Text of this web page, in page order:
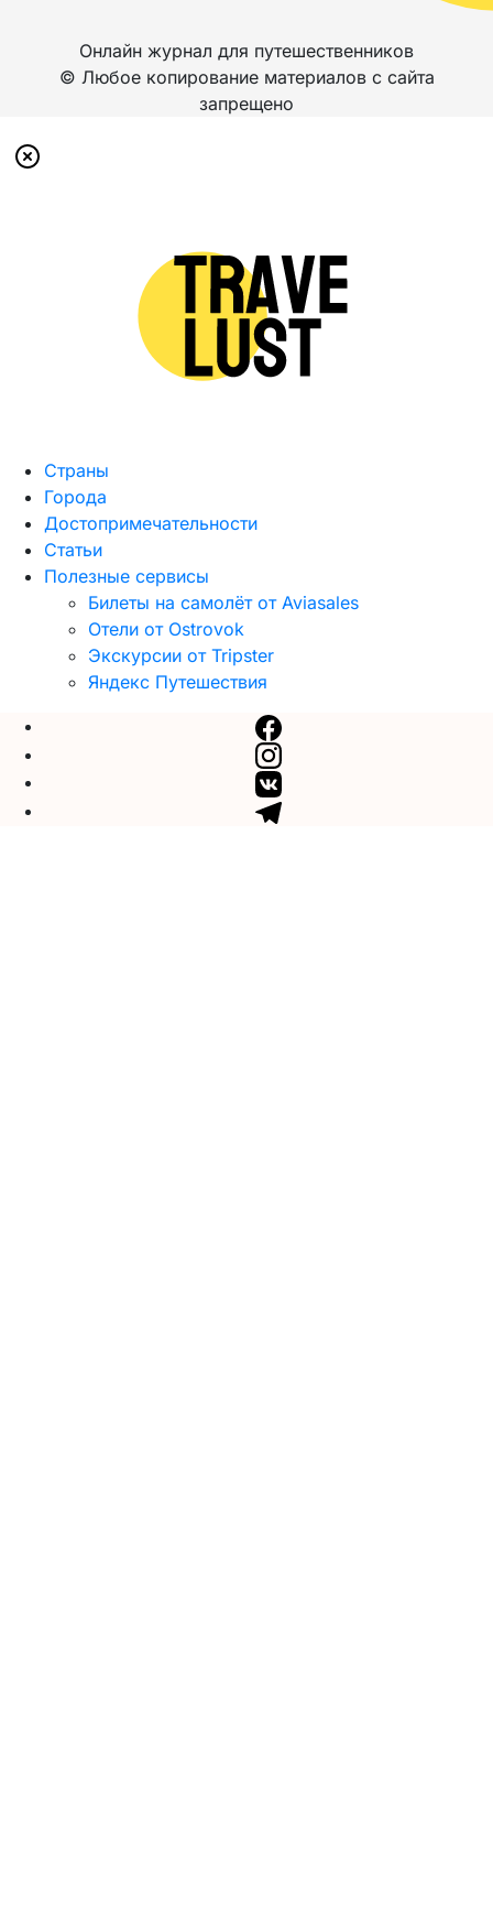
Онлайн журнал для путешественников
© Любое копирование материалов с сайта
запрещено
Страны
Города
Достопримечательности
Статьи
Полезные сервисы
Билеты на самолёт от Aviasales
Отели от Ostrovok
Экскурсии от Tripster
Яндекс Путешествия